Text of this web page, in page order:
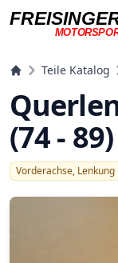
Teile Katalog
(74 - 89)
Vorderachse, Lenkung